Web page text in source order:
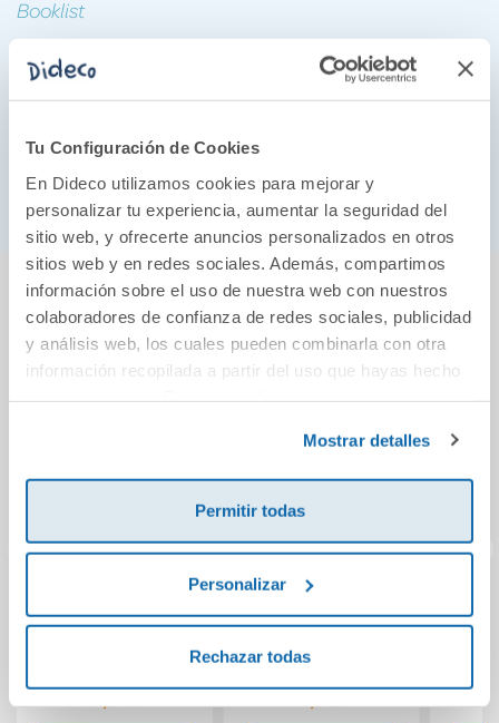
Tu Configuración de Cookies
En Dideco utilizamos cookies para mejorar y
personalizar tu experiencia, aumentar la seguridad del
sitio web, y ofrecerte anuncios personalizados en otros
sitios web y en redes sociales. Además, compartimos
información sobre el uso de nuestra web con nuestros
colaboradores de confianza de redes sociales, publicidad
y análisis web, los cuales pueden combinarla con otra
información recopilada a partir del uso que hayas hecho
Mostrar detalles
Permitir todas
Personalizar
Rechazar todas
Booklist
«Un libro encantandor, rico en detalles... los lectores
de literatura histórica se verán atrapadospor el
entre una viuda y una joven solitaria».
Publisher's Weekly
También podría gustarte...
La danza de los
tulipanes
Cestero 1)
12,95€
El espía
12,95€
Una